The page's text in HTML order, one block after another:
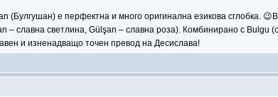
е перфектна и много оригинална езикова сглобка. 😉В
– славна светлина, Gülşan – славна роза). Комбинирано с Bulgu
и изненадващо точен превод на Десислава!